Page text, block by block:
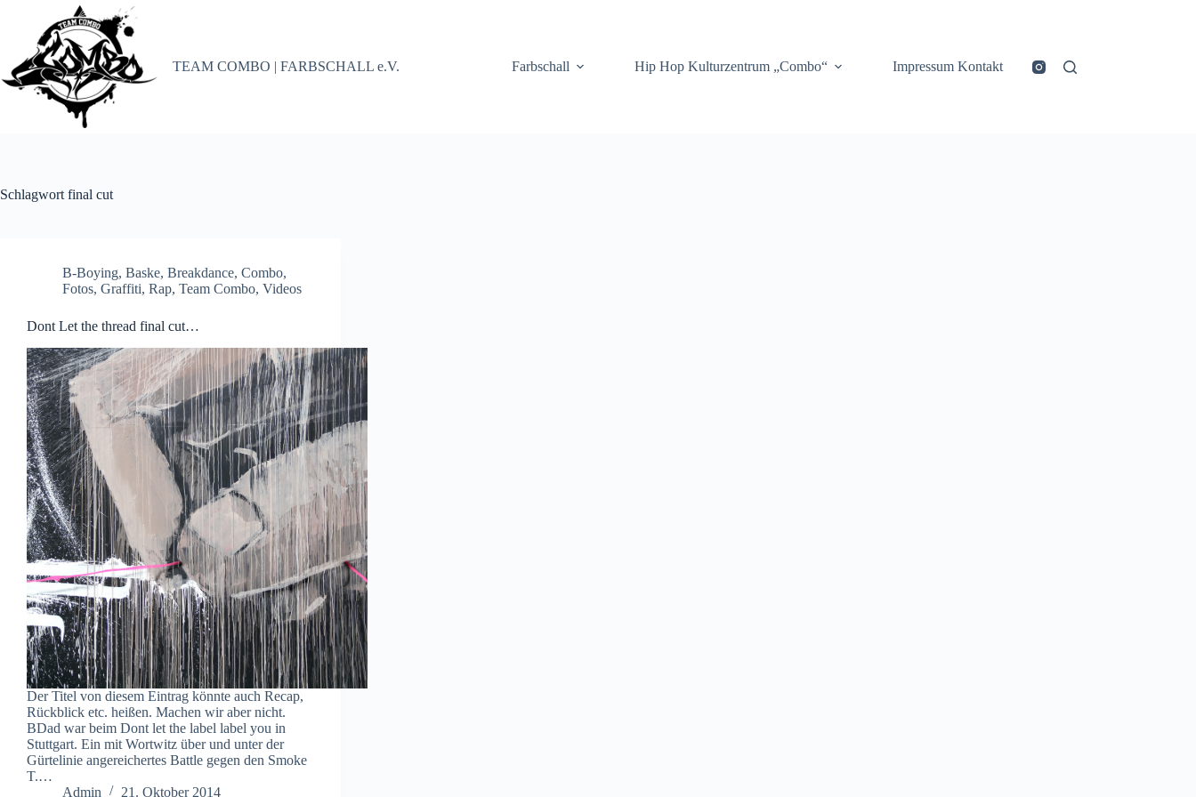
springen
TEAM COMBO | FARBSCHALL e.V.
Farbschall Hip Hop Kulturzentrum „Combo“ Impressum Kontakt
Schlagwort final cut
B-Boying, Baske, Breakdance, Combo,
Fotos, Graffiti, Rap, Team Combo, Videos
Dont Let the thread final cut…
Der Titel von diesem Eintrag könnte auch Recap,
Rückblick etc. heißen. Machen wir aber nicht.
BDad war beim Dont let the label label you in
Stuttgart. Ein mit Wortwitz über und unter der
Gürtelinie angereichertes Battle gegen den Smoke
T.…
Admin
21. Oktober 2014